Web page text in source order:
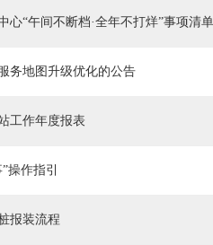
心“午间不断档·全年不打烊”事项清单
务地图升级优化的公告
工作年度报表
操作指引
报装流程